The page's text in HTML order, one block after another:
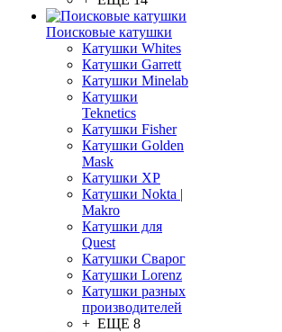
Поисковые катушки
Катушки Whites
Катушки Garrett
Катушки Minelab
Катушки
Teknetics
Катушки Fisher
Катушки Golden
Mask
Катушки XP
Катушки Nokta |
Makro
Катушки для
Quest
Катушки Сварог
Катушки Lorenz
Катушки разных
производителей
+ ЕЩЕ 8